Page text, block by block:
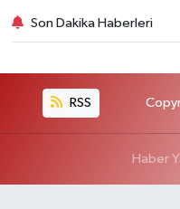
Son Dakika Haberleri
RSS
Haber